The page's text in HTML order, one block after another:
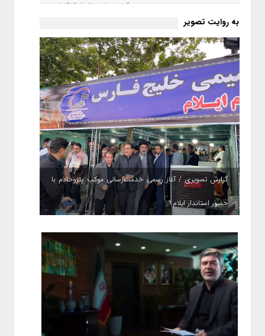
حکمت صبا در سال ۱۴۰۵ کامل می
شود؟!
به روایت تصویر
گزارش تصویری / آغاز رسمی خدمت‌رسانی موکب پتروخادم با
حضور استاندار ایلام